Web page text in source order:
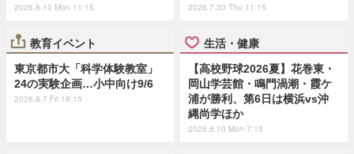
2026.8.10 Mon 11:15 2026.7.30 Thu 11:15
教育イベント
東京都市大「科学体験教室」
24の実験企画…小中向け9/6
2026.8.7 Fri 18:15
生活・健康
【高校野球2026夏】花巻東・
岡山学芸館・鳴門渦潮・霞ケ
浦が勝利、第6日は横浜vs沖
縄尚学ほか
2026.8.10 Mon 7:15